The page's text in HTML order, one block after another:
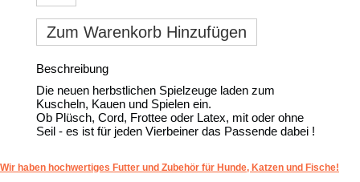
Zum Warenkorb Hinzufügen
Beschreibung
Die neuen herbstlichen Spielzeuge laden zum
Kuscheln, Kauen und Spielen ein.
Ob Plüsch, Cord, Frottee oder Latex, mit oder ohne
Seil - es ist für jeden Vierbeiner das Passende dabei !
Wir haben hochwertiges Futter und Zubehör für Hunde, Katzen und Fische!